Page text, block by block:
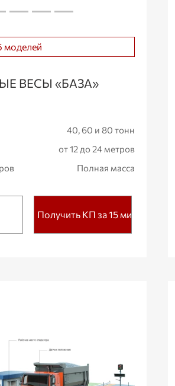
моделей
ВЕСЫ «БАЗА»
40, 60 и 80 тонн
от 12 до 24 метров
Полная масса
Получить КП за 15 мин.